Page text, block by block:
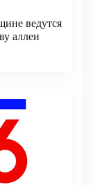
ведутся
аллеи